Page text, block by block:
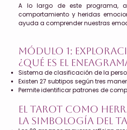
A lo largo de este programa,
comportamiento y heridas
ayuda a comprender nuestras
Módulo 1:
¿Qué es el
Sistema de clasificación de la
Existen 27 subtipos según tres
Permite identificar patrones de
El Tarot como
La simbología del